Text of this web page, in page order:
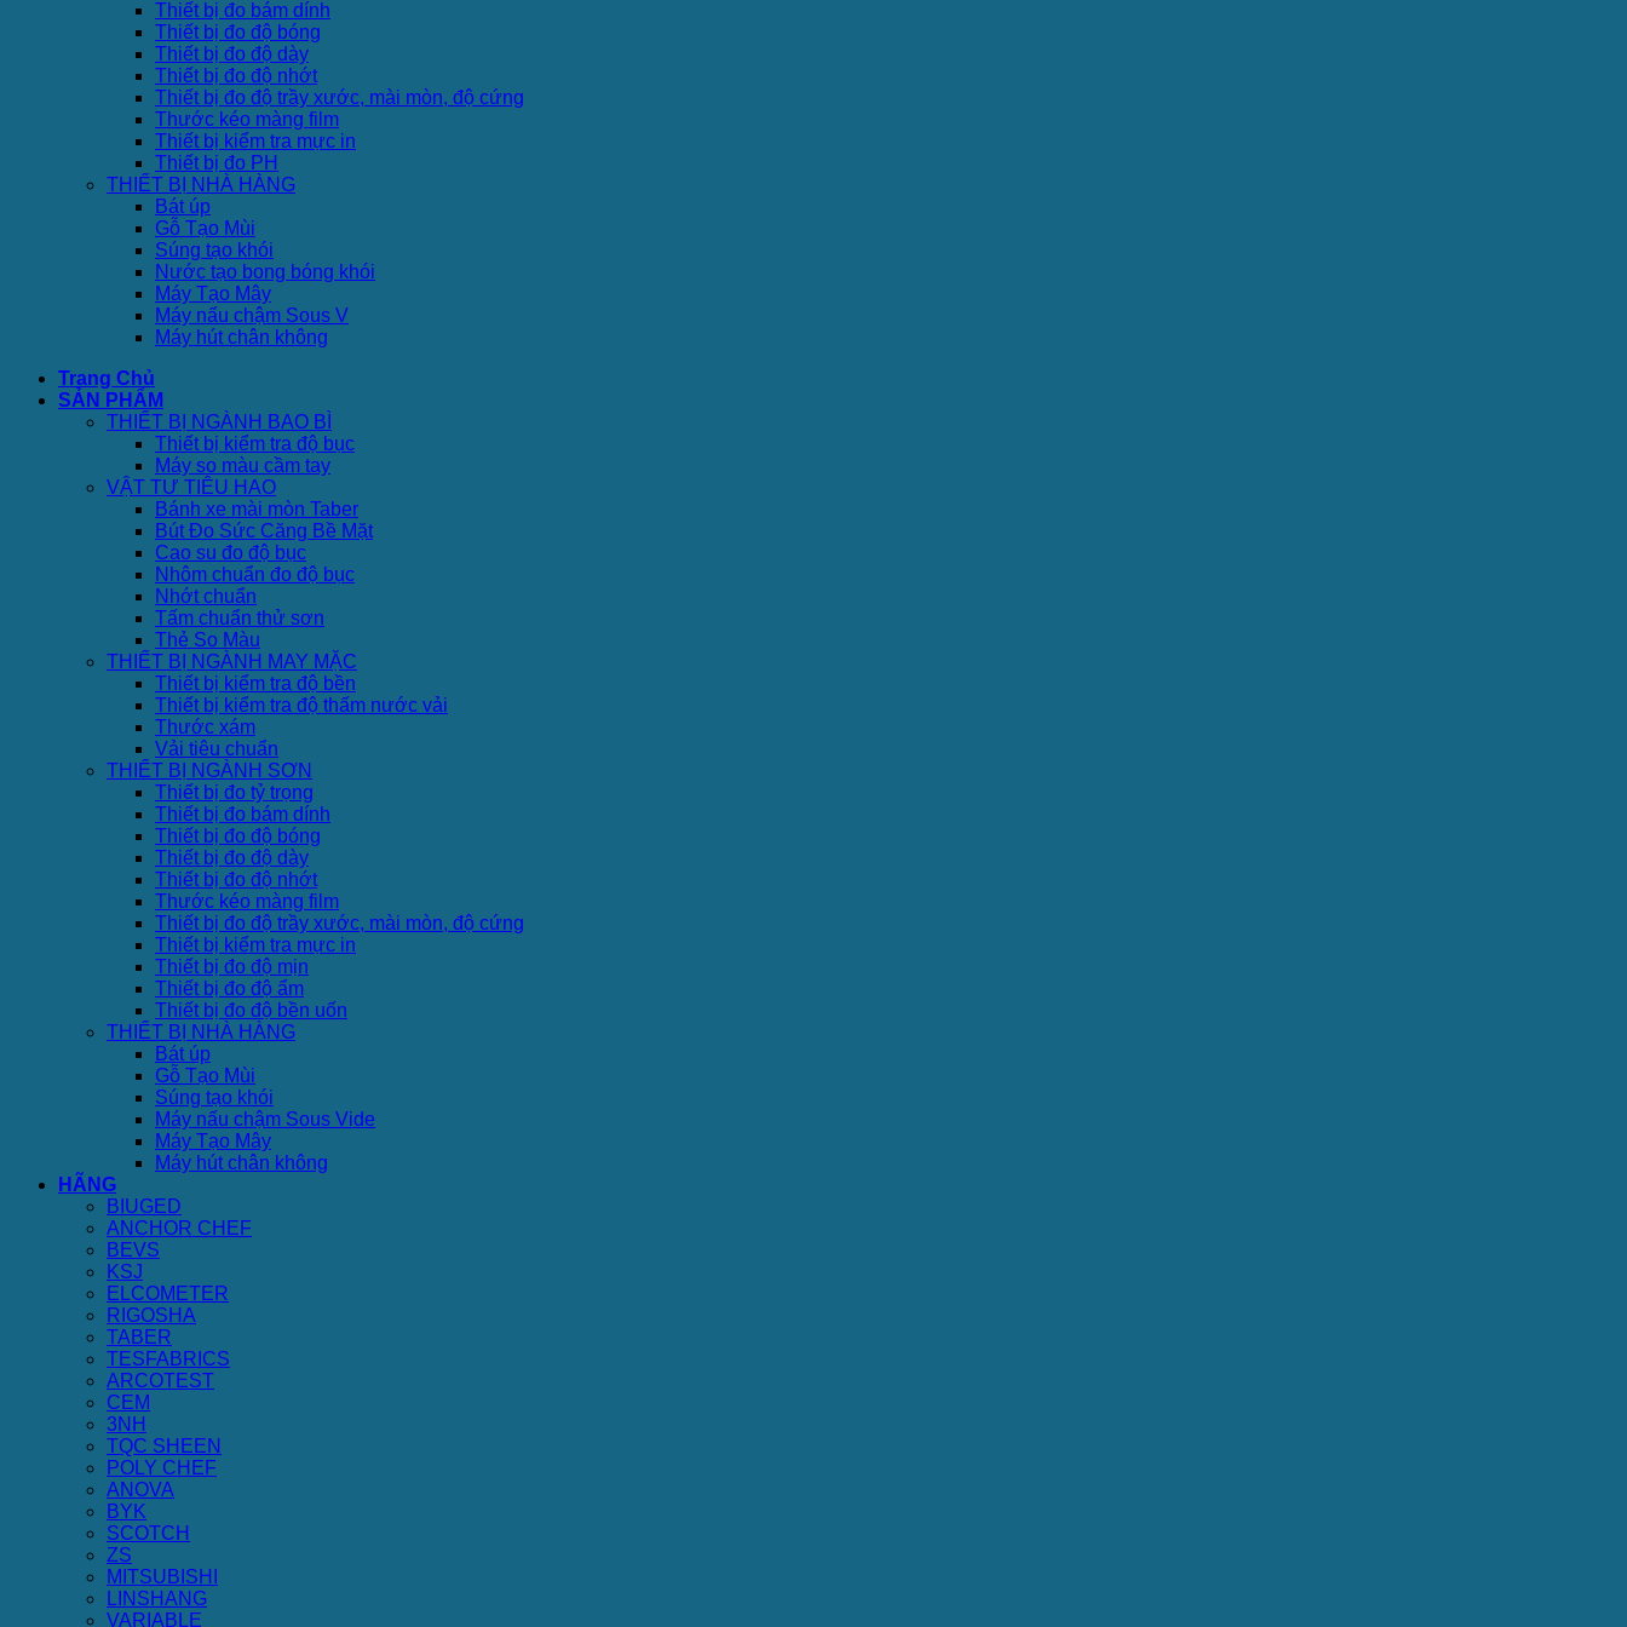
Thiết bị đo bám dính
Thiết bị đo độ bóng
Thiết bị đo độ dày
Thiết bị đo độ nhớt
Thiết bị đo độ trầy xước, mài mòn, độ cứng
Thước kéo màng film
Thiết bị kiểm tra mực in
Thiết bị đo PH
THIẾT BỊ NHÀ HÀNG
Bát úp
Gỗ Tạo Mùi
Súng tạo khói
Nước tạo bong bóng khói
Máy Tạo Mây
Máy nấu chậm Sous V
Máy hút chân không
Trang Chủ
SẢN PHẨM
THIẾT BỊ NGÀNH BAO BÌ
Thiết bị kiểm tra độ bục
Máy so màu cầm tay
VẬT TƯ TIÊU HAO
Bánh xe mài mòn Taber
Bút Đo Sức Căng Bề Mặt
Cao su đo độ bục
Nhôm chuẩn đo độ bục
Nhớt chuẩn
Tấm chuẩn thử sơn
Thẻ So Màu
THIẾT BỊ NGÀNH MAY MẶC
Thiết bị kiểm tra độ bền
Thiết bị kiểm tra độ thấm nước vải
Thước xám
Vải tiêu chuẩn
THIẾT BỊ NGÀNH SƠN
Thiết bị đo tỷ trọng
Thiết bị đo bám dính
Thiết bị đo độ bóng
Thiết bị đo độ dày
Thiết bị đo độ nhớt
Thước kéo màng film
Thiết bị đo độ trầy xước, mài mòn, độ cứng
Thiết bị kiểm tra mực in
Thiết bị đo độ mịn
Thiết bị đo độ ẩm
Thiết bị đo độ bền uốn
THIẾT BỊ NHÀ HÀNG
Bát úp
Gỗ Tạo Mùi
Súng tạo khói
Máy nấu chậm Sous Vide
Máy Tạo Mây
Máy hút chân không
HÃNG
BIUGED
ANCHOR CHEF
BEVS
KSJ
ELCOMETER
RIGOSHA
TABER
TESFABRICS
ARCOTEST
CEM
3NH
TQC SHEEN
POLY CHEF
ANOVA
BYK
SCOTCH
ZS
MITSUBISHI
LINSHANG
VARIABLE